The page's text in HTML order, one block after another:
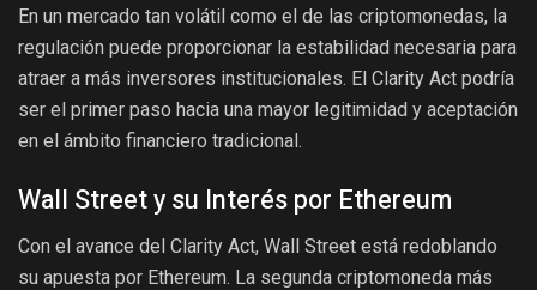
En un mercado tan volátil como el de las criptomonedas, la
regulación puede proporcionar la estabilidad necesaria para
atraer a más inversores institucionales. El Clarity Act podría
ser el primer paso hacia una mayor legitimidad y aceptación
en el ámbito financiero tradicional.
Wall Street y su Interés por Ethereum
Con el avance del Clarity Act, Wall Street está redoblando
su apuesta por Ethereum. La segunda criptomoneda más